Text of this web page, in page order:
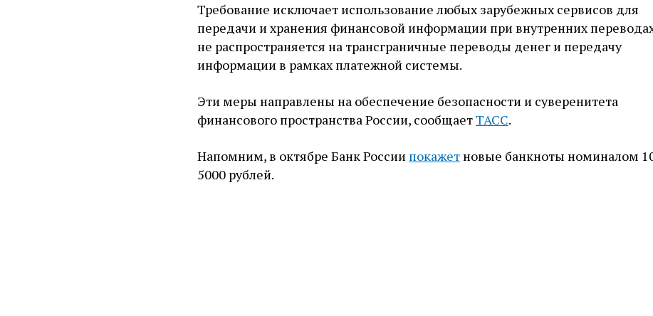
Требование исключает использование любых зарубежных сервисов для
передачи и хранения финансовой информации при внутренних
не распространяется на трансграничные переводы денег и передачу
информации в рамках платежной системы.
Эти меры направлены на обеспечение безопасности и суверенитета
финансового пространства России, сообщаетТАСС.
Напомним, в октябре Банк России покажетновые банкноты номиналом
5000 рублей.